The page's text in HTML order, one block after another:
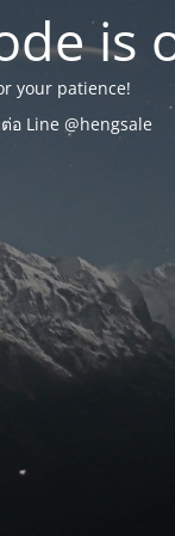
is
your patience!
อ Line @hengsale